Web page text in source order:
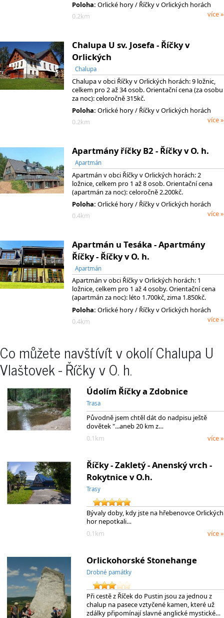
Poloha: Orlické hory / Říčky v Orlických horách
0.2km
více »
Chalupa U sv. Josefa - Říčky v
Orlických
Chalupa
Chalupa v obci Říčky v Orlických horách: 9 ložnic,
celkem pro 2 až 34 osob. Orientační cena (za osobu
za noc): celoročně 315kč.
Poloha: Orlické hory / Říčky v Orlických horách
0.2km
více »
Apartmány říčky B2 - Říčky v O. h.
Apartmán
Apartmán v obci Říčky v Orlických horách: 2
ložnice, celkem pro 1 až 8 osob. Orientační cena
(apartmán za noc): celoročně 2.200kč.
Poloha: Orlické hory / Říčky v Orlických horách
0.4km
více »
Apartmán u Tesáka - Apartmány
Říčky - Říčky v O. h.
Apartmán
Apartmán v obci Říčky v Orlických horách: 1
ložnice, celkem pro 1 až 4 osoby. Orientační cena
(apartmán za noc): léto 1.700kč, zima 1.850kč.
Poloha: Orlické hory / Říčky v Orlických horách
0.4km
více »
Co můžete navštívít v okolí Chalupa U
Vlaštovek - Říčky v O. h.
Údolím Říčky a Zdobnice
Trasa
Původně jsem chtěl dát do nadpisu ještě
dovětek "...aneb 20 km z…
0.1km
více »
Říčky - Zakletý - Anenský vrch -
Rokytnice v O.h.
Trasy
Bývaly doby, kdy jste na hřebenovce Orlických
hor nepotkali…
0.1km
více »
Orlickohorské Stonehange
Drobné památky
Při cestě z Říček do Pustin jsou za jednou z
chalup na pasece vztyčené kamen, které už
zdálky připomínají slavné anglické mystické…